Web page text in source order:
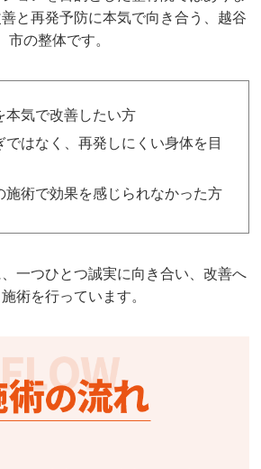
と再発予防に本気で向き合う、越谷
市の整体です。
本気で改善したい方
ではなく、再発しにくい身体を目
施術で効果を感じられなかった方
一つひとつ誠実に向き合い、改善へ
術を行っています。